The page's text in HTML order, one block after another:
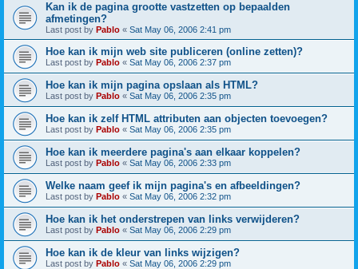
Kan ik de pagina grootte vastzetten op bepaalden
afmetingen?
Last post by Pablo « Sat May 06, 2006 2:41 pm
Hoe kan ik mijn web site publiceren (online zetten)?
Last post by Pablo « Sat May 06, 2006 2:37 pm
Hoe kan ik mijn pagina opslaan als HTML?
Last post by Pablo « Sat May 06, 2006 2:35 pm
Hoe kan ik zelf HTML attributen aan objecten toevoegen?
Last post by Pablo « Sat May 06, 2006 2:35 pm
Hoe kan ik meerdere pagina's aan elkaar koppelen?
Last post by Pablo « Sat May 06, 2006 2:33 pm
Welke naam geef ik mijn pagina's en afbeeldingen?
Last post by Pablo « Sat May 06, 2006 2:32 pm
Hoe kan ik het onderstrepen van links verwijderen?
Last post by Pablo « Sat May 06, 2006 2:29 pm
Hoe kan ik de kleur van links wijzigen?
Last post by Pablo « Sat May 06, 2006 2:29 pm